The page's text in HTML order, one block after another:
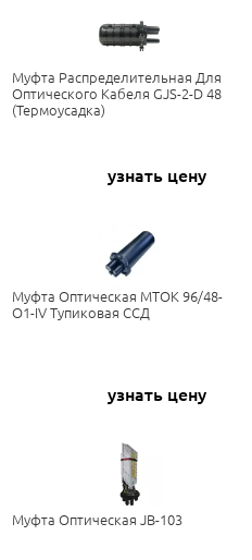
Муфта Распределительная Для
Оптического Кабеля GJS-2-D 48
(термоусадка)
узнать цену
Муфта Оптическая МТОК 96/48-
О1-IV Тупиковая ССД
узнать цену
Муфта Оптическая JB-103